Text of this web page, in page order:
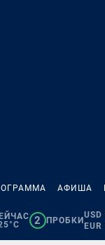
АФИША
2 ПРОБКИ